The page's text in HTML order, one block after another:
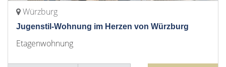
Würzburg
Jugenstil-Wohnung im Herzen von Würzburg
Etagenwohnung